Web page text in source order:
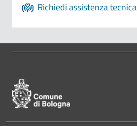
Richiedi assistenza tecnica